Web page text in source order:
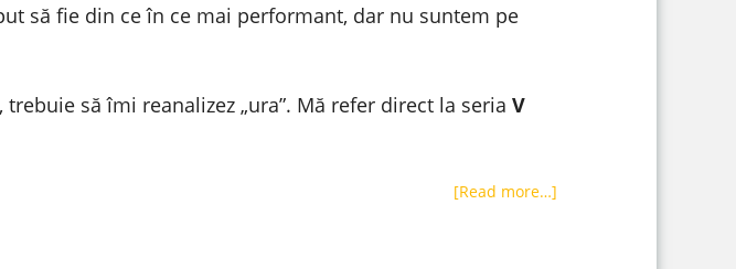
să fie din ce în ce mai performant, dar nu suntem pe
să îmi reanalizez „ura”. Mă refer direct la seria V
[Read more…]